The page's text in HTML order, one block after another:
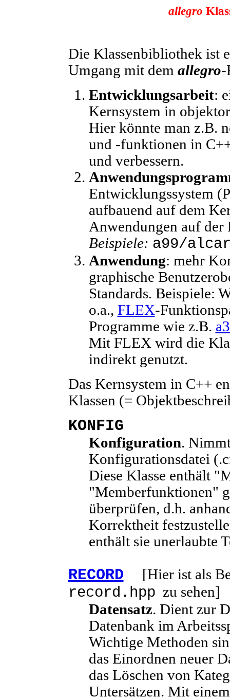
allegro
Die Klassenbibliothek ist
Umgang mit dem allegro-
Entwicklungsarbeit:
Kernsystem in
Hier könnte man z.B.
und -funktionen in
und verbessern.
Entwicklungssystem
aufbauend auf dem
Anwendungen auf der
Beispiele: a99/
Anwendung: mehr
graphische
Standards. Beispiele:
o.a., FLEX-
Programme wie z.B.
Mit FLEX wird die
indirekt genutzt.
Das Kernsystem in C++
Klassen (=
KONFIG
Konfiguration.
Konfigurationsdatei
Diese Klasse enthält
"Memberfunktionen"
überprüfen, d.h.
Korrektheit
enthält sie unerlaubte
RECORD [Hier ist als
record.hpp zu sehen]
Datensatz. Dient zur
Datenbank im
Wichtige Methoden
das Einordnen neuer
das Löschen von
Untersätzen. Mit